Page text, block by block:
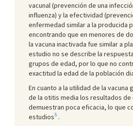
vacunal (prevención de una
influenza) y la efectividad
enfermedad similar a la producida
encontrando que en menores de
la vacuna inactivada fue similar a
estudio no se describe la
grupos de edad, por lo que no
exactitud la edad de la población
En cuanto a la utilidad de la vacuna
de la otitis media los resultados
demuestran poca eficacia, lo que
estudios5 .